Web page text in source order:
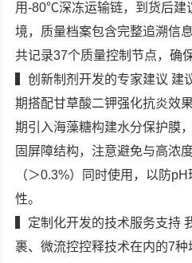
用-80℃深冻运输链，到货后
境，质量档案包含完整追溯信
共记录37个质量控制节点，确
▍创新制剂开发的专家建议 建
期搭配甘草酸二钾强化抗炎效
期引入海藻糖构建水分保护膜
固屏障结构，注意避免与高浓
（＞0.3%）同时使用，以防
性。
▍定制化开发的技术服务支持
裹、微流控控释技术在内的7